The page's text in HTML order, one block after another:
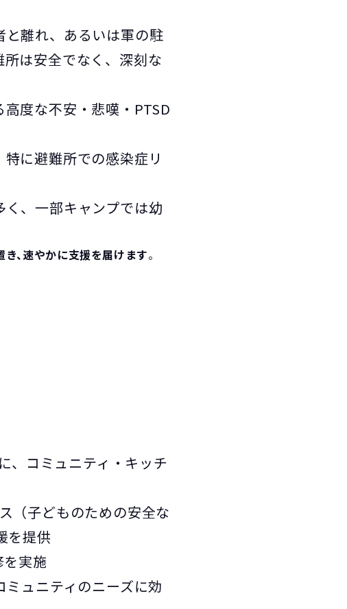
と離れ、あるいは軍の駐
は安全でなく、深刻な
度な不安・悲嘆・PTSD
に避難所での感染症リ
く、一部キャンプでは幼
、速やかに支援を届けます。
、コミュニティ・キッチ
（子どものための安全な
を提供
実施
ュニティのニーズに効